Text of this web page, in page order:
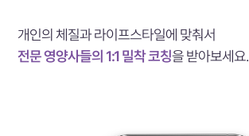
개인의 체질과 라이프스타일에 맞춰서
전문 영양사들의 1:1 밀착 코칭을 받아보세요.